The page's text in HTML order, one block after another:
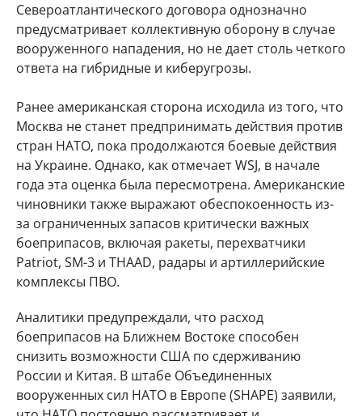
Североатлантического договора однозначно
предусматривает коллективную оборону в случае
вооруженного нападения, но не дает столь четкого
ответа на гибридные и киберугрозы.
Ранее американская сторона исходила из того, что
Москва не станет предпринимать действия против
стран НАТО, пока продолжаются боевые действия
на Украине. Однако, как отмечает WSJ, в начале
года эта оценка была пересмотрена. Американские
чиновники также выражают обеспокоенность из-
за ограниченных запасов критически важных
боеприпасов, включая ракеты, перехватчики
Patriot, SM-3 и THAAD, радары и артиллерийские
комплексы ПВО.
Аналитики предупреждали, что расход
боеприпасов на Ближнем Востоке способен
снизить возможности США по сдерживанию
России и Китая. В штабе Объединенных
вооруженных сил НАТО в Европе (SHAPE) заявили,